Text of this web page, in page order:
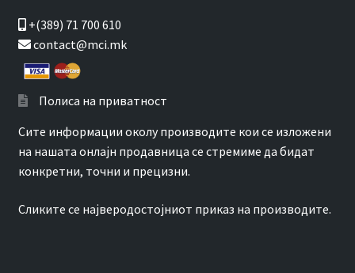
+(389) 71 700 610
contact@mci.mk
Полиса на приватност
Сите информации околу производите кои се изложени
на нашата онлајн продавница се стремиме да бидат
конкретни, точни и прецизни.
Сликите се најверодостојниот приказ на производите.